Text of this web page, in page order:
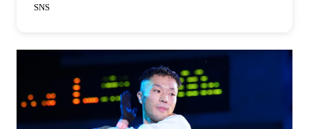
SNS